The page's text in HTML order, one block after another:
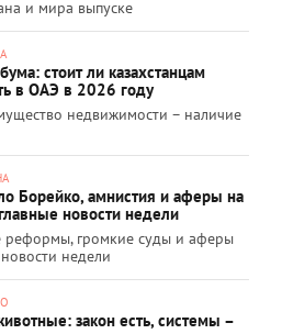
и мира выпуске
стоит ли казахстанцам
в ОАЭ в 2026 году
недвижимости – наличие
Борейко, амнистия и аферы на
новости недели
реформы, громкие суды и аферы
недели
закон есть, системы –